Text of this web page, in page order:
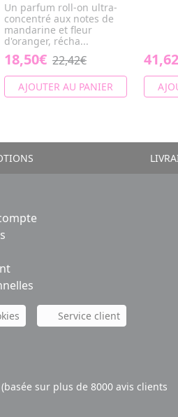
Un parfum roll-on ultra-
concentré aux notes de
mandarine et fleur
d'oranger, récha...
18,50€ 22,42€
AJOUTER AU PANIER
Service client
(basée sur plus de 8000 avis clients